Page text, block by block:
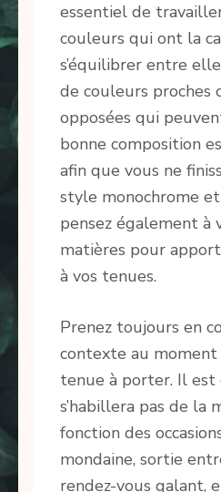
essentiel de
couleurs qui ont la
s’équilibrer entre
de couleurs proches
opposées qui
bonne composition
afin que vous ne
style monochrome
pensez également à
matières pour
à vos tenues.
Prenez toujours en
contexte au moment
tenue à porter. Il est
s’habillera pas de la
fonction des
mondaine, sortie
rendez-vous galant,